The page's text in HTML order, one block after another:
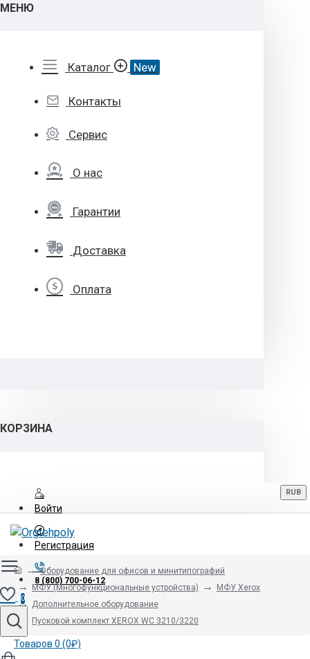
МЕНЮ
Каталог New
Контакты
Сервис
О нас
Гарантии
Доставка
Оплата
КОРЗИНА
Войти
Регистрация
8 (800) 700-06-12
RUB
0
Товаров 0 (0₽)
Оборудование для офисов и минитипографий
МФУ (Многофункциональные устройства)
МФУ Xerox
Дополнительное оборудование
Пусковой комплект XEROX WC 3210/3220